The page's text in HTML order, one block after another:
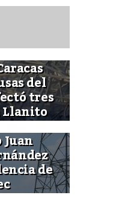
del
tres
Llanito
de